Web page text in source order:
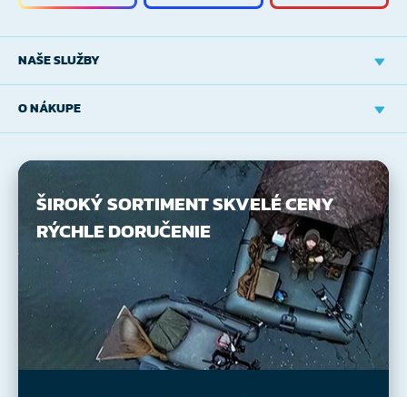
NAŠE SLUŽBY
O NÁKUPE
ŠIROKÝ SORTIMENTSKVELÉ CENY
RÝCHLE DORUČENIE